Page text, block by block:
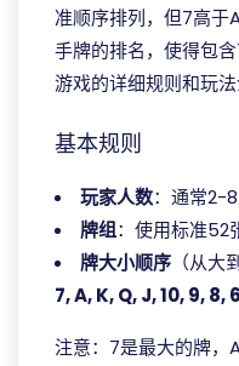
准顺序排列，但7高
手牌的排名，使得包
游戏的详细规则和玩法
基本规则
玩家人数：通常2-8
牌组：使用标准52
牌大小顺序 （从大
7, A, K, Q, J, 10, 9, 8,
注意：7是最大的牌